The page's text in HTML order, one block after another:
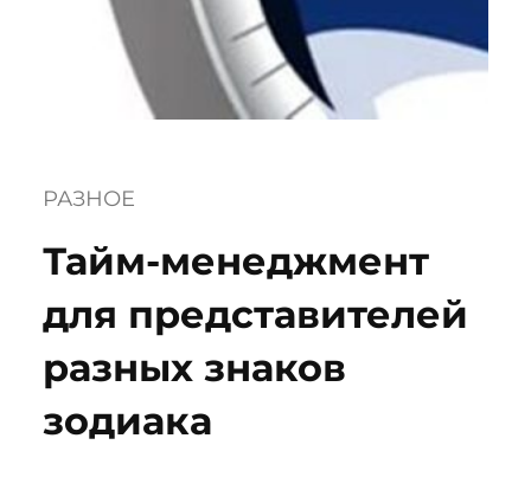
РАЗНОЕ
Тайм-менеджмент
для представителей
разных знаков
зодиака